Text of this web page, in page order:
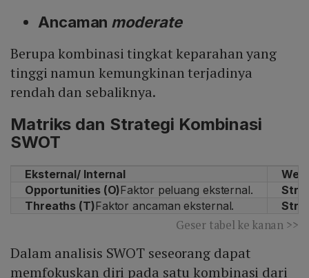
Ancaman moderate
Berupa kombinasi tingkat keparahan yang
tinggi namun kemungkinan terjadinya
rendah dan sebaliknya.
Matriks dan Strategi Kombinasi
SWOT
Eksternal/ Internal
Opportunities (O)Faktor peluang eksternal.
Threaths (T)Faktor ancaman eksternal.
Geser tabel ke kanan >>
Dalam analisis SWOT seseorang dapat
memfokuskan diri pada satu kombinasi dari